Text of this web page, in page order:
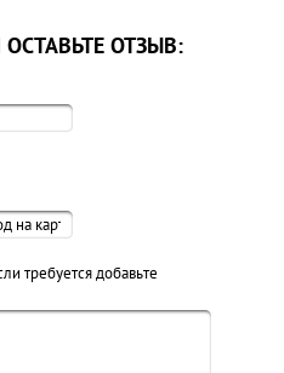
ОТЗЫВ:
требуется добавьте